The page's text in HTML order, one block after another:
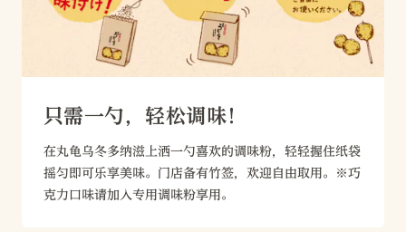
只需一勺，轻松调味！
在丸龟乌冬多纳滋上洒一勺喜欢的调味粉，轻轻握住纸袋
摇匀即可乐享美味。门店备有竹签，欢迎自由取用。※巧
克力口味请加入专用调味粉享用。